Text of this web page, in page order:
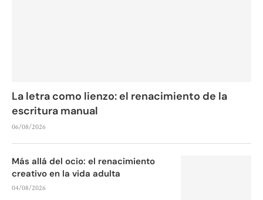
La letra como lienzo: el renacimiento de la
escritura manual
06/08/2026
Más allá del ocio: el renacimiento
creativo en la vida adulta
04/08/2026